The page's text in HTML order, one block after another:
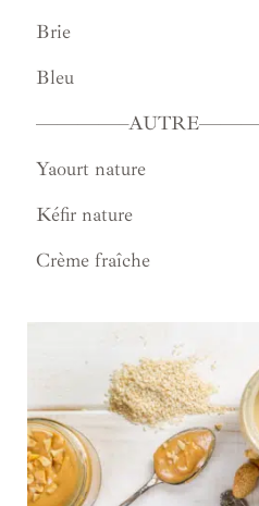
Brie
Bleu
Yaourt nature
Kéfir nature
Crème fraîche